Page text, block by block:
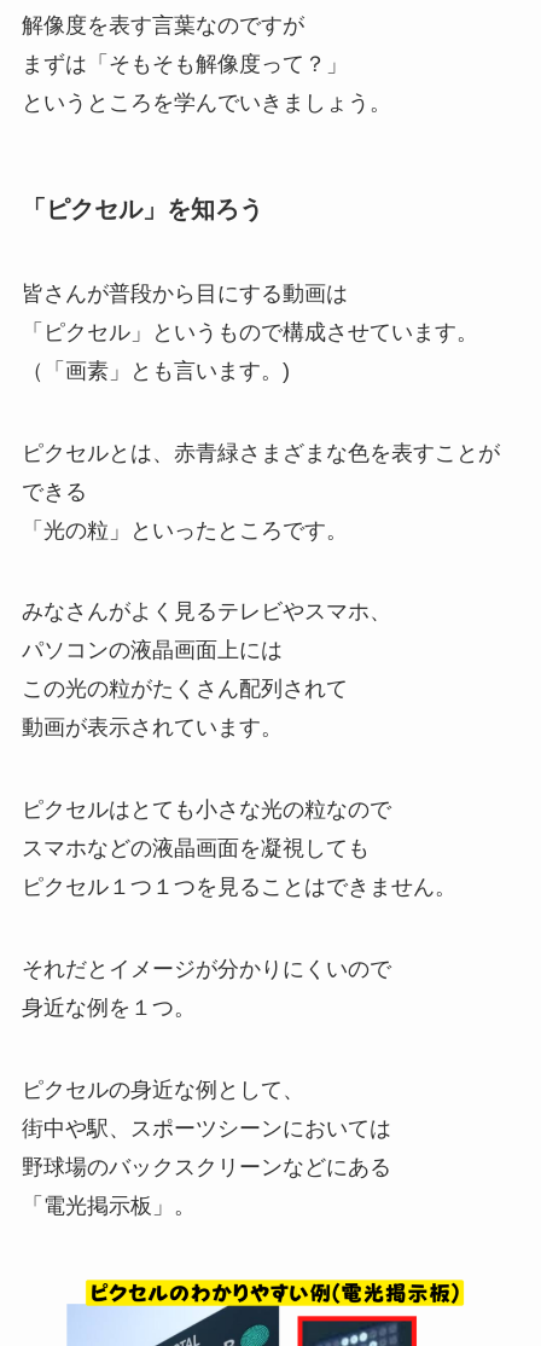
解像度を表す言葉なのですが
まずは「そもそも解像度って？」
というところを学んでいきましょう。
「ピクセル」を知ろう
皆さんが普段から目にする動画は
「ピクセル」というもので構成させています。
（「画素」とも言います。)
ピクセルとは、赤青緑さまざまな色を表すことが
できる
「光の粒」といったところです。
みなさんがよく見るテレビやスマホ、
パソコンの液晶画面上には
この光の粒がたくさん配列されて
動画が表示されています。
ピクセルはとても小さな光の粒なので
スマホなどの液晶画面を凝視しても
ピクセル１つ１つを見ることはできません。
それだとイメージが分かりにくいので
身近な例を１つ。
ピクセルの身近な例として、
街中や駅、スポーツシーンにおいては
野球場のバックスクリーンなどにある
「電光掲示板」。